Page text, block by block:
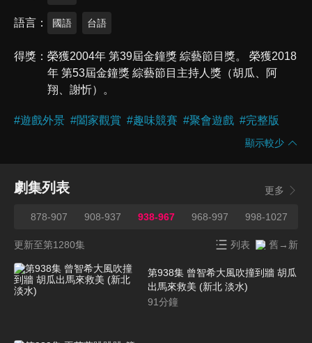
語言 國語 台語
得獎
榮獲2004年 第39屆金鐘獎 綜藝節目獎。 榮獲2018
年 第53屆金鐘獎 綜藝節目主持人獎（胡瓜、阿
翔、謝忻）。
#遊戲外景 #闔家觀賞 #趣味競賽 #聚會遊戲 #完整版
顯示較少
劇集列表 更多
878-907 908-937 938-967 968-997 998-1027
更新至第1280集 列表 舊→新
第938集 曾智希大風吹撞到牆 胡瓜
出馬來救美 (新北 淡水)
91分鐘